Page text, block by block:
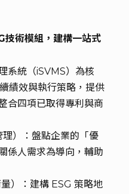
術模組，建構一站式
系統（iSVMS）為核
績效與執行策略，提供
合四項已取得專利與商
）：盤點企業的「優
係人需求為導向，輔助
）：建構 ESG 策略地